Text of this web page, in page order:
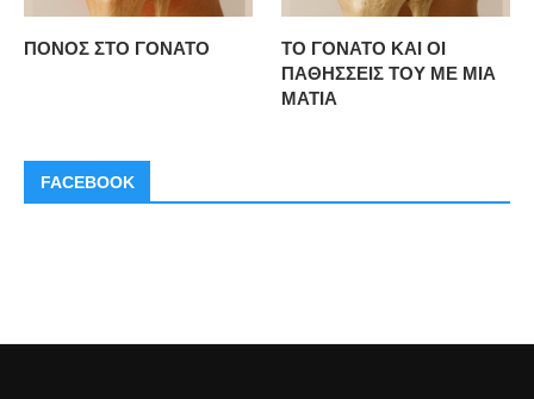
ΠΟΝΟΣ ΣΤΟ ΓΟΝΑΤΟ
ΤΟ ΓΟΝΑΤΟ ΚΑΙ ΟΙ
ΠΑΘΗΣΣΕΙΣ ΤΟΥ ΜΕ ΜΙΑ
ΜΑΤΙΑ
FACEBOOK